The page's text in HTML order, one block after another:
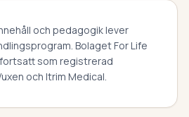
och pedagogik lever
Bolaget For Life
fortsatt som registrerad
och Itrim Medical.